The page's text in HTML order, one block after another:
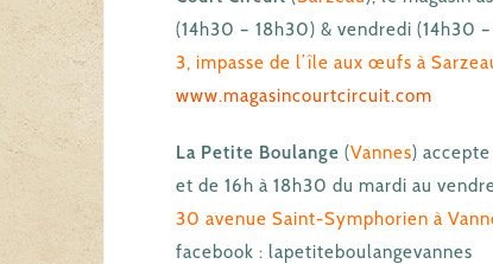
(14h30 – 18h30) & vendredi (14h30
3, impasse de l’île aux œufs à
www.magasincourtcircuit.com
La Petite Boulange (Vannes)
et de 16h à 18h30 du mardi au
30 avenue Saint-Symphorien à
facebook : lapetiteboulangevannes